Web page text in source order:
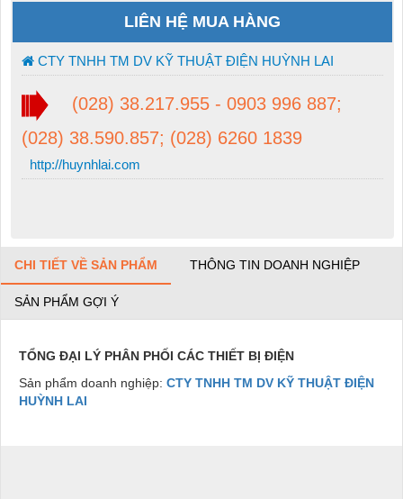
LIÊN HỆ MUA HÀNG
CTY TNHH TM DV KỸ THUẬT ĐIỆN HUỲNH LAI
(028) 38.217.955 - 0903 996 887;
(028) 38.590.857; (028) 6260 1839
http://huynhlai.com
CHI TIẾT VỀ SẢN PHẨM THÔNG TIN DOANH NGHIỆP
SẢN PHẨM GỢI Ý
TỔNG ĐẠI LÝ PHÂN PHỐI CÁC THIẾT BỊ ĐIỆN
Sản phẩm doanh nghiệp: CTY TNHH TM DV KỸ THUẬT ĐIỆN
HUỲNH LAI